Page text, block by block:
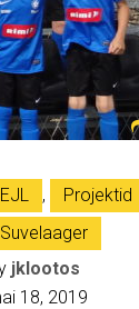
EJL , Projektid
Suvelaager
jklootos
18, 2019